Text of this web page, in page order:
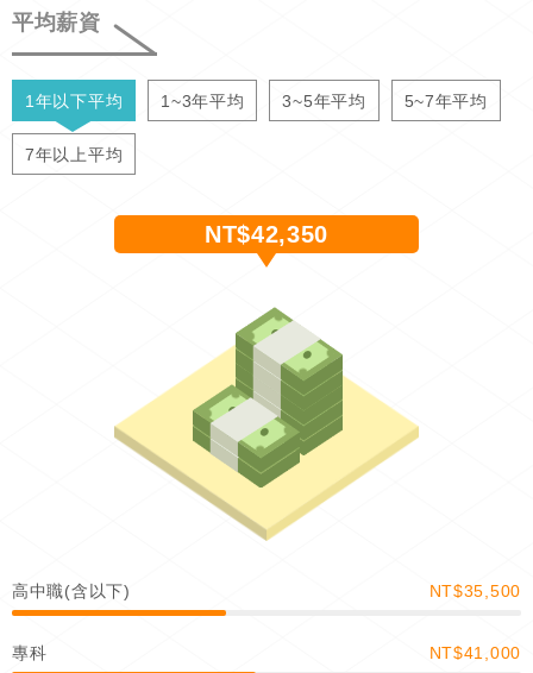
平均薪資
1年以下平均 1~3年平均 3~5年平均 5~7年平均
7年以上平均
NT$42,350
高中職(含以下) NT$35,500
專科 NT$41,000